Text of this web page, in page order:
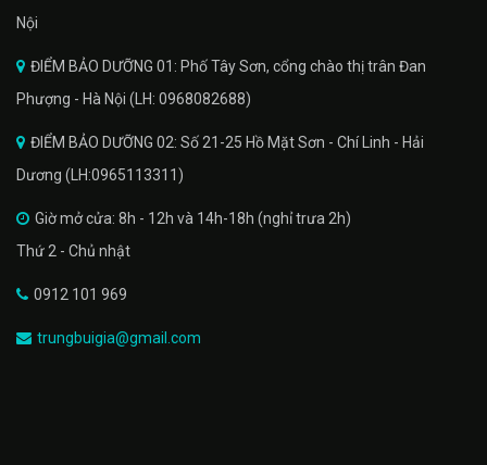
Nội
ĐIỂM BẢO DƯỠNG 01: Phố Tây Sơn, cổng chào thị trân Đan
Phượng - Hà Nội (LH: 0968082688)
ĐIỂM BẢO DƯỠNG 02: Số 21-25 Hồ Mặt Sơn - Chí Linh - Hải
Dương (LH:0965113311)
Giờ mở cửa: 8h - 12h và 14h-18h (nghỉ trưa 2h)
Thứ 2 - Chủ nhật
0912 101 969
trungbuigia@gmail.com